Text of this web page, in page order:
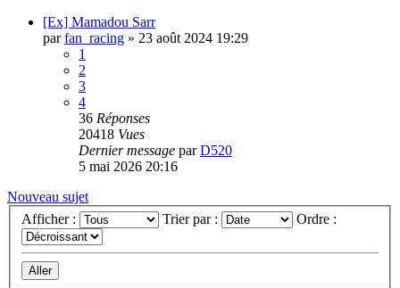
[Ex] Mamadou Sarr
parfan_racing » 23 août 2024 19:29
1
2
3
4
36 Réponses
20418 Vues
Dernier message parD520
5 mai 2026 20:16
Nouveau sujet
Afficher :
Trier par : Ordre :